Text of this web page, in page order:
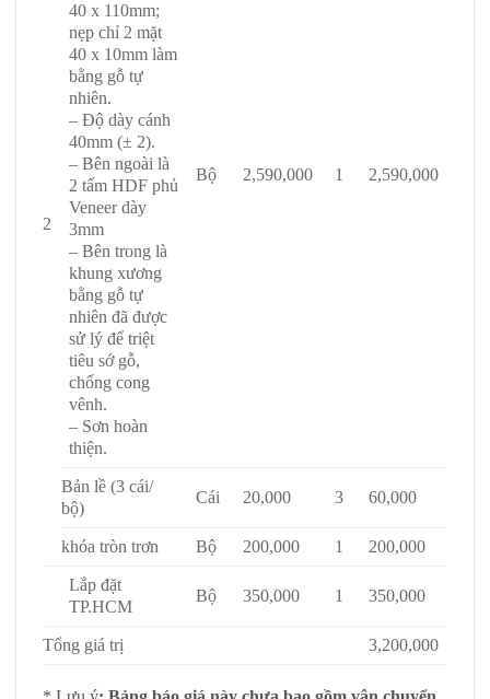
2
40 x 110mm;
nẹp chỉ 2 mặt
40 x 10mm làm
bằng gỗ tự
nhiên.
– Độ dày cánh
40mm (± 2).
– Bên ngoài là
2 tấm HDF phủ
Veneer dày
3mm
– Bên trong là
khung xương
bằng gỗ tự
nhiên đã được
sử lý để triệt
tiêu sớ gỗ,
chống cong
vênh.
– Sơn hoàn
thiện.
Bộ 2,590,000 1 2,590,000
Bản lề (3 cái/
bộ)
Cái 20,000 3 60,000
khóa tròn trơn Bộ 200,000 1 200,000
Lắp đặt
TP.HCM
Bộ 350,000 1 350,000
Tổng giá trị 3,200,000